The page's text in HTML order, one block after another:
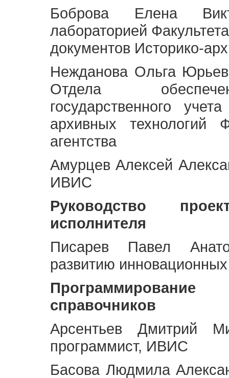
Боброва Елена
лабораторией
документов Историко-
Нежданова Ольга
Отдела
государственного
архивных технологий
агентства
Амурцев Алексей
ИВИС
Руководство
исполнителя
Писарев Павел
развитию
Программирование
справочников
Арсентьев Дмитрий
программист, ИВИС
Басова Людмила